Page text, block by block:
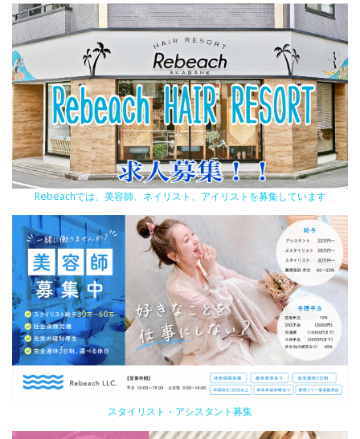
Rebeachでは、美容師、ネイリスト、アイリストを募集しています
スタイリスト・アシスタント募集